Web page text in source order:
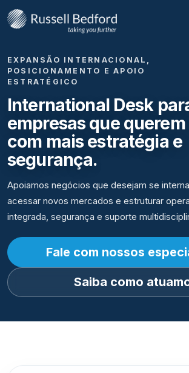
EXPANSÃO INTERNACIONAL,
POSICIONAMENTO E APOIO
ESTRATÉGICO
International Desk
empresas que
com mais estratégia e
segurança.
Apoiamos negócios que desejam se
acessar novos mercados e estruturar
integrada, segurança e suporte
Fale com nossos
Saiba como